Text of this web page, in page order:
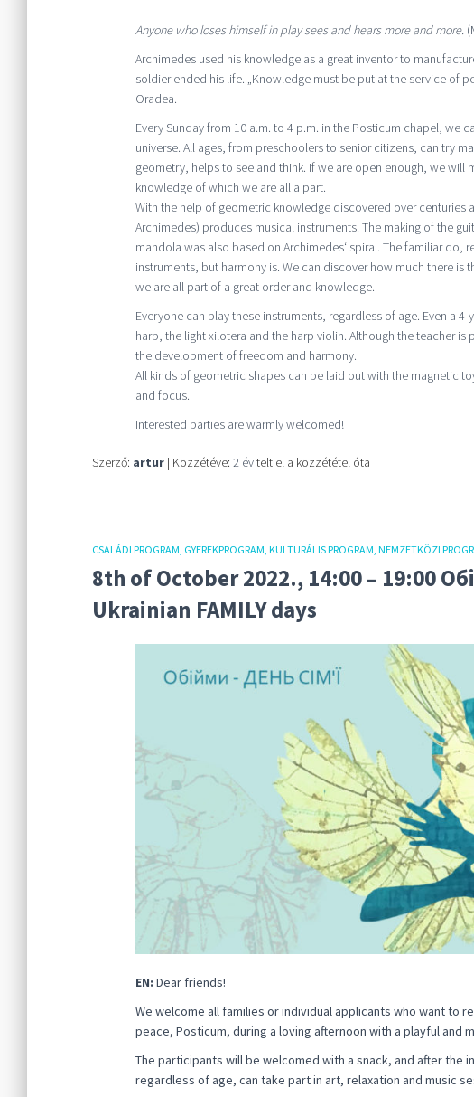
Anyone who loses himself in play sees and hears more and more.
Archimedes used his knowledge as a great inventor to
soldier ended his life. „Knowledge must be put at the service of
Oradea.
Every Sunday from 10 a.m. to 4 p.m. in the Posticum chapel, we
universe. All ages, from preschoolers to senior citizens, can try
geometry, helps to see and think. If we are open enough, we will
knowledge of which we are all a part.
With the help of geometric knowledge discovered over centuries
Archimedes) produces musical instruments. The making of the
mandola was also based on Archimedes‘ spiral. The familiar
instruments, but harmony is. We can discover how much there
we are all part of a great order and knowledge.
Everyone can play these instruments, regardless of age. Even a
harp, the light xilotera and the harp violin. Although the teacher
the development of freedom and harmony.
All kinds of geometric shapes can be laid out with the magnetic
and focus.
Interested parties are warmly welcomed!
Szerző: artur | Közzétéve: 2 évtelt el a közzététel óta
CSALÁDI PROGRAM GYEREKPROGRAM KULTURÁLIS PROGRAM NEMZETKÖZI
8th of October 2022., 14:00 – 19:00
Ukrainian FAMILY days
EN: Dear friends!
We welcome all families or individual applicants who want to
peace, Posticum, during a loving afternoon with a playful and
The participants will be welcomed with a snack, and after
regardless of age, can take part in art, relaxation and music